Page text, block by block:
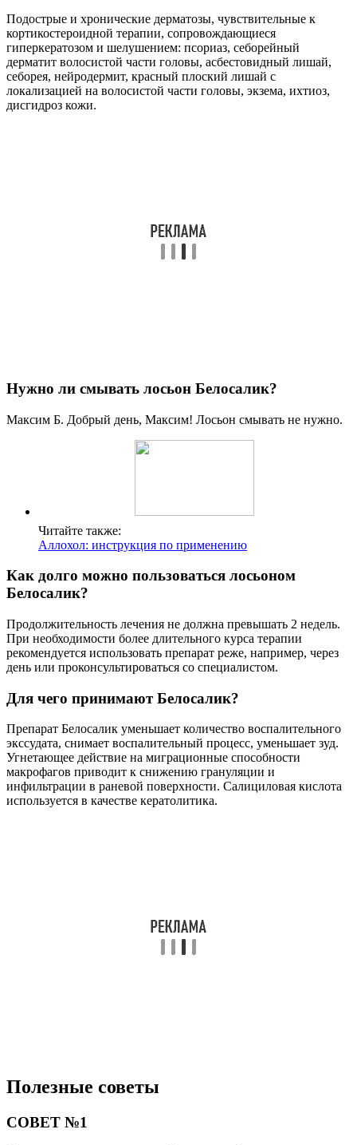
Подострые и хронические дерматозы, чувствительные к
кортикостероидной терапии, сопровождающиеся
гиперкератозом и шелушением: псориаз, себорейный
дерматит волосистой части головы, асбестовидный лишай,
себорея, нейродермит, красный плоский лишай с
локализацией на волосистой части головы, экзема, ихтиоз,
дисгидроз кожи.
Нужно ли смывать лосьон Белосалик?
Максим Б. Добрый день, Максим! Лосьон смывать не нужно.
Читайте также:
Аллохол: инструкция по применению
Как долго можно пользоваться лосьоном
Белосалик?
Продолжительность лечения не должна превышать 2 недель.
При необходимости более длительного курса терапии
рекомендуется использовать препарат реже, например, через
день или проконсультироваться со специалистом.
Для чего принимают Белосалик?
Препарат Белосалик уменьшает количество воспалительного
экссудата, снимает воспалительный процесс, уменьшает зуд.
Угнетающее действие на миграционные способности
макрофагов приводит к снижению грануляции и
инфильтрации в раневой поверхности. Салициловая кислота
используется в качестве кератолитика.
Полезные советы
СОВЕТ №1